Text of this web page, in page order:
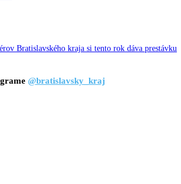
Bratislavského kraja si tento rok dáva prestávku
@bratislavsky_kraj